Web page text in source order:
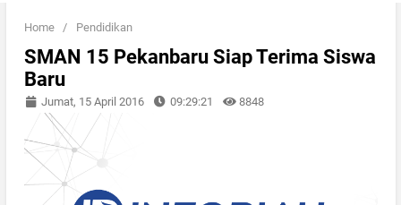
Home / Pendidikan
SMAN 15 Pekanbaru Siap Terima Siswa
Baru
Jumat, 15 April 2016 09:29:21 8848